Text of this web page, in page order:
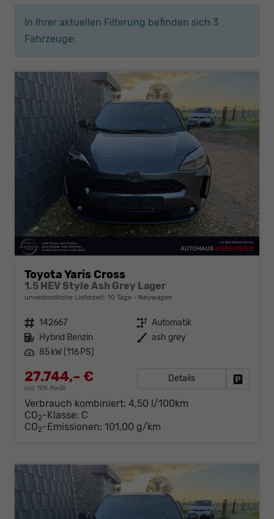
In Ihrer aktuellen Filterung befinden sich 3
Fahrzeuge:
Toyota Yaris Cross
1.5 HEV Style Ash Grey Lager
unverbindliche Lieferzeit: 10 Tage Neuwagen
Fahrzeugnr. 142667 Getriebe Automatik
Kraftstoff Hybrid Benzin Außenfarbe ash grey
Leistung 85 kW (116 PS)
27.744,– €
incl. 19% MwSt.
Details
Verbrauch kombiniert: 4,50 l/100km
CO2-Klasse: C
CO2-Emissionen: 101,00 g/km